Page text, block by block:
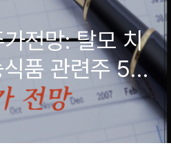
전망: 탈모 치
식품 관련주 52
이오 신사업 분
)